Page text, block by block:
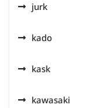
jurk
kado
kask
kawasaki